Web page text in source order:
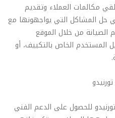
مكالمات العملاء وتقديم
حل المشاكل التي يواجهونها مع
من خلال الموقع
المستخدم الخاص بالتكييف، أو
للحصول على الدعم الفني